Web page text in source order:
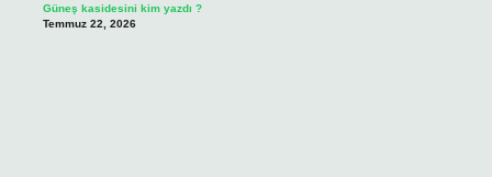
Güneş kasidesini kim yazdı ?
Temmuz 22, 2026